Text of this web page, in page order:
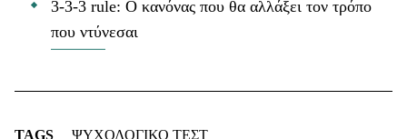
3-3-3 rule: Ο κανόνας που θα αλλάξει τον τρόπο
που ντύνεσαι
TAGS ΨΥΧΟΛΟΓΙΚΟ ΤΕΣΤ